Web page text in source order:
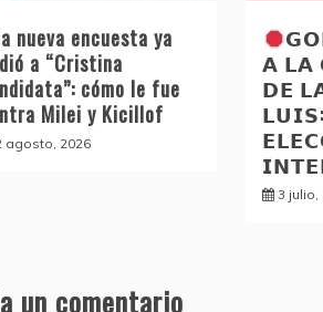
nueva encuesta ya
a “Cristina
cómo le fue
Milei y Kicillof
agosto, 2026
𝗔 𝗟𝗔
𝗗𝗘
3 julio,
un comentario